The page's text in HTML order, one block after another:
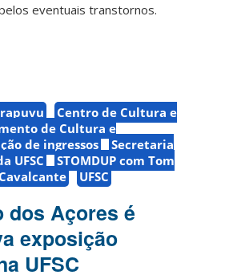
eventuais transtornos.
Centro de Cultura e
de Cultura e
de ingressos
Secretaria
UFSC
STOMDUP com Tom
UFSC
dos Açores é
exposição
UFSC